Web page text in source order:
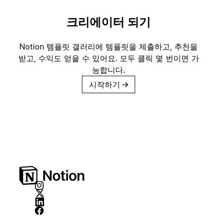
크리에이터 되기
Notion 템플릿 갤러리에 템플릿을 제출하고, 추천을
받고, 수익도 얻을 수 있어요. 모두 클릭 몇 번이면 가
능합니다.
시작하기 →